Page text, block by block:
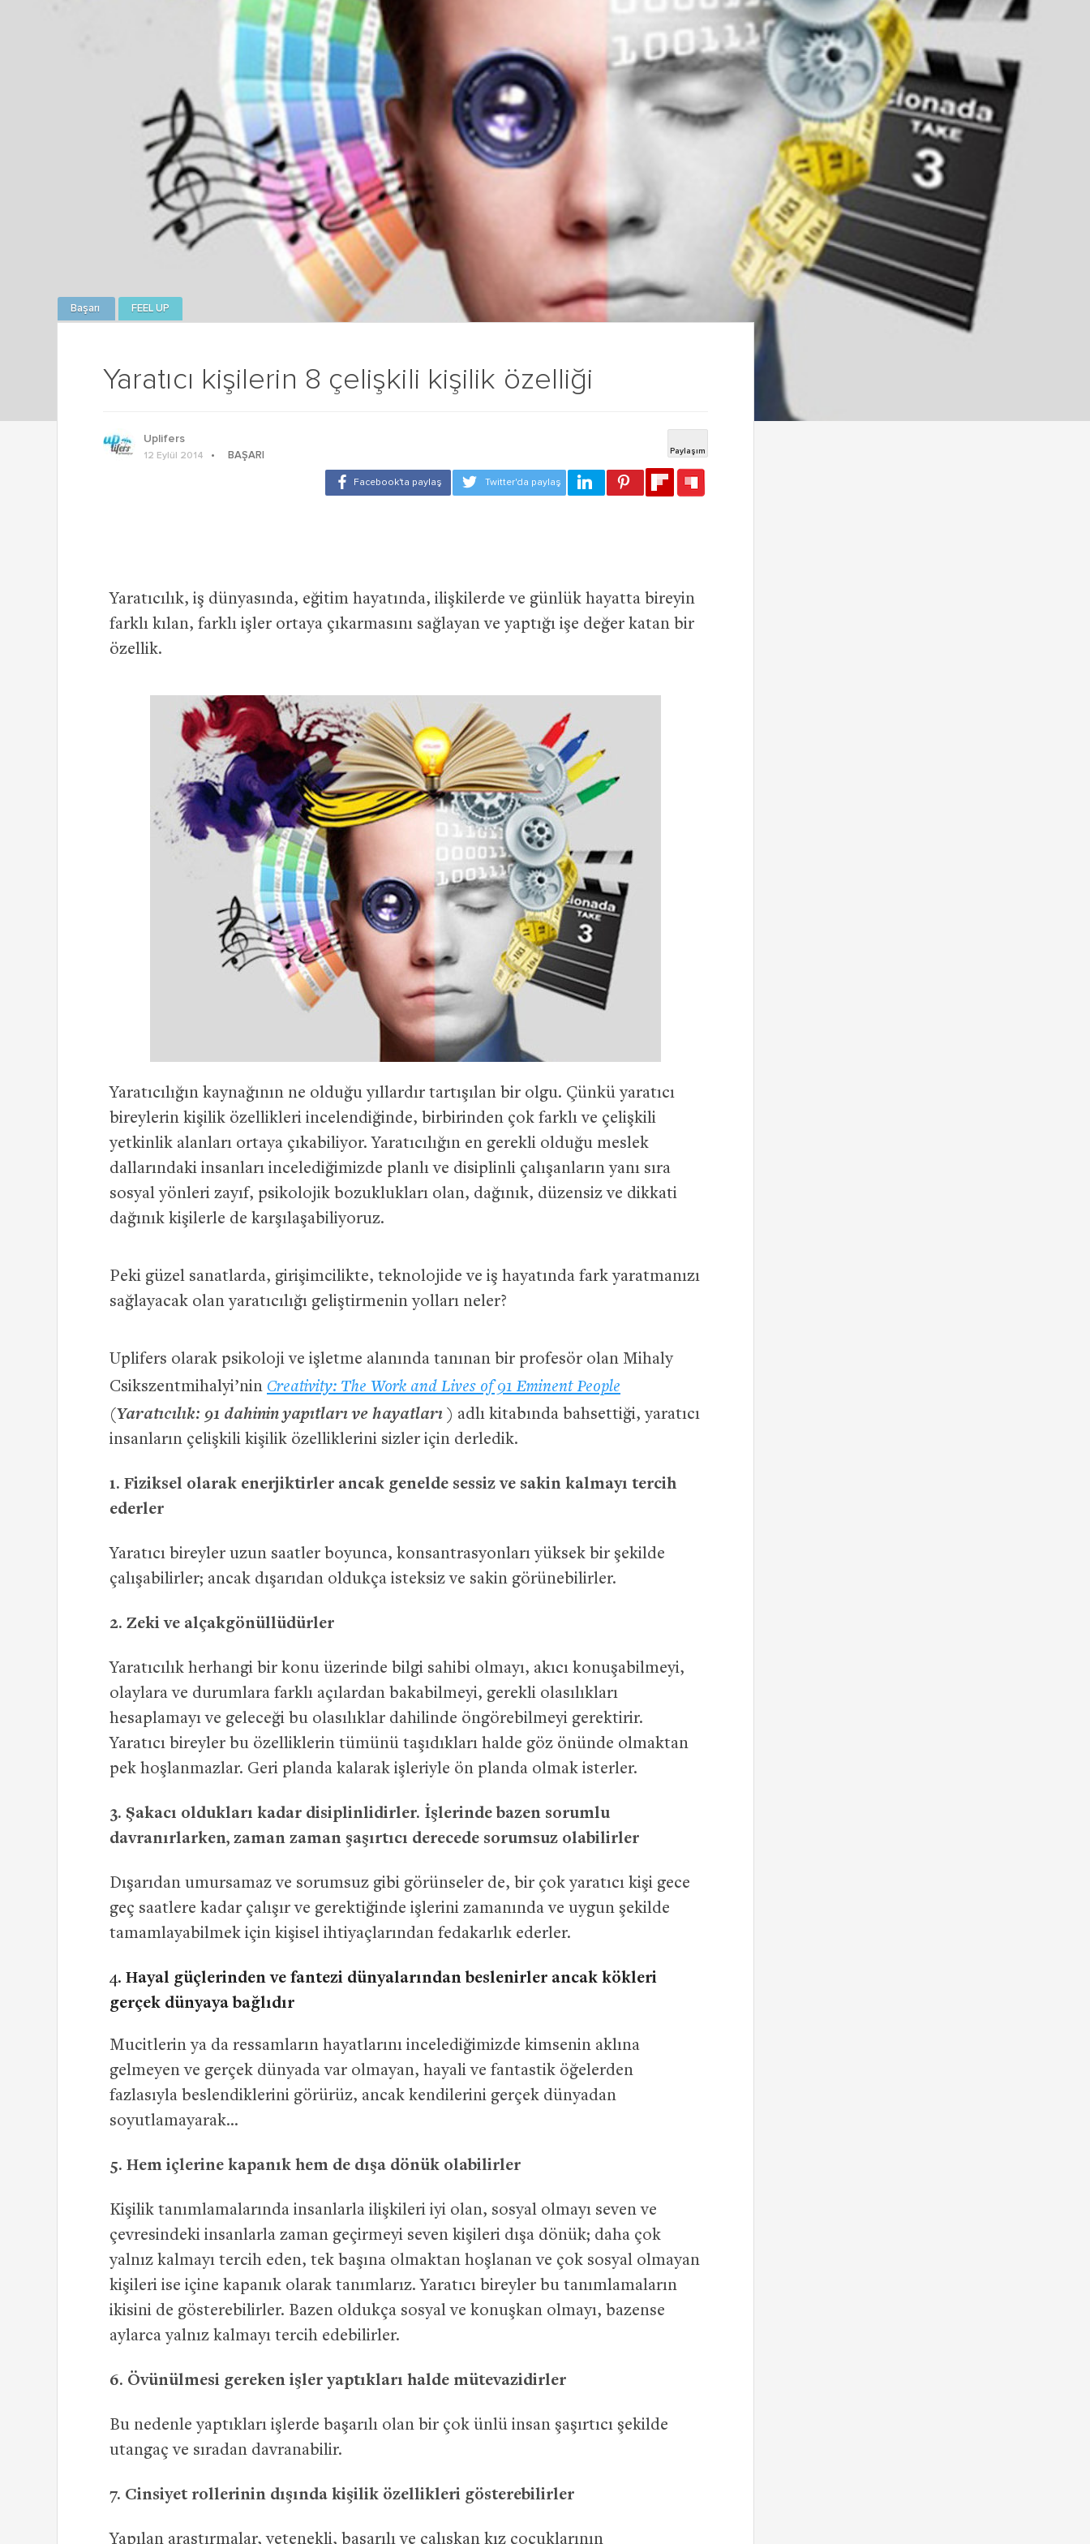
Yaratıcı kişilerin 8 çelişkili kişilik özelliği
Başarı FEEL UP
Uplifers
12 Eylül 2014 BAŞARI
Yaratıcılık, iş dünyasında, eğitim hayatında, ilişkilerde ve günlük hayatta bireyin
farklı kılan, farklı işler ortaya çıkarmasını sağlayan ve yaptığı işe değer katan bir
özellik.
Yaratıcılığın kaynağının ne olduğu yıllardır tartışılan bir olgu. Çünkü yaratıcı
bireylerin kişilik özellikleri incelendiğinde, birbirinden çok farklı ve çelişkili
yetkinlik alanları ortaya çıkabiliyor. Yaratıcılığın en gerekli olduğu meslek
dallarındaki insanları incelediğimizde planlı ve disiplinli çalışanların yanı sıra
sosyal yönleri zayıf, psikolojik bozuklukları olan, dağınık, düzensiz ve dikkati
dağınık kişilerle de karşılaşabiliyoruz.
Peki güzel sanatlarda, girişimcilikte, teknolojide ve iş hayatında fark yaratmanızı
sağlayacak olan yaratıcılığı geliştirmenin yolları neler?
Uplifers olarak psikoloji ve işletme alanında tanınan bir profesör olan Mihaly
Csikszentmihalyi’nin Creativity: The Work and Lives of 91 Eminent People
(Yaratıcılık: 91 dahinin yapıtları ve hayatları ) adlı kitabında bahsettiği, yaratıcı
insanların çelişkili kişilik özelliklerini sizler için derledik.
1. Fiziksel olarak enerjiktirler ancak genelde sessiz ve sakin kalmayı tercih
ederler
Yaratıcı bireyler uzun saatler boyunca, konsantrasyonları yüksek bir şekilde
çalışabilirler; ancak dışarıdan oldukça isteksiz ve sakin görünebilirler.
2. Zeki ve alçakgönüllüdürler
Yaratıcılık herhangi bir konu üzerinde bilgi sahibi olmayı, akıcı konuşabilmeyi,
olaylara ve durumlara farklı açılardan bakabilmeyi, gerekli olasılıkları
hesaplamayı ve geleceği bu olasılıklar dahilinde öngörebilmeyi gerektirir.
Yaratıcı bireyler bu özelliklerin tümünü taşıdıkları halde göz önünde olmaktan
pek hoşlanmazlar. Geri planda kalarak işleriyle ön planda olmak isterler.
3. Şakacı oldukları kadar disiplinlidirler. İşlerinde bazen sorumlu
davranırlarken, zaman zaman şaşırtıcı derecede sorumsuz olabilirler
Dışarıdan umursamaz ve sorumsuz gibi görünseler de, bir çok yaratıcı kişi gece
geç saatlere kadar çalışır ve gerektiğinde işlerini zamanında ve uygun şekilde
tamamlayabilmek için kişisel ihtiyaçlarından fedakarlık ederler.
Hayal güçlerinden ve fantezi dünyalarından beslenirler ancak kökleri
gerçek dünyaya bağlıdır
Mucitlerin ya da ressamların hayatlarını incelediğimizde kimsenin aklına
gelmeyen ve gerçek dünyada var olmayan, hayali ve fantastik öğelerden
fazlasıyla beslendiklerini görürüz, ancak kendilerini gerçek dünyadan
soyutlamayarak…
5. Hem içlerine kapanık hem de dışa dönük olabilirler
Kişilik tanımlamalarında insanlarla ilişkileri iyi olan, sosyal olmayı seven ve
çevresindeki insanlarla zaman geçirmeyi seven kişileri dışa dönük; daha çok
yalnız kalmayı tercih eden, tek başına olmaktan hoşlanan ve çok sosyal olmayan
kişileri ise içine kapanık olarak tanımlarız. Yaratıcı bireyler bu tanımlamaların
ikisini de gösterebilirler. Bazen oldukça sosyal ve konuşkan olmayı, bazense
aylarca yalnız kalmayı tercih edebilirler.
6. Övünülmesi gereken işler yaptıkları halde mütevazidirler
Bu nedenle yaptıkları işlerde başarılı olan bir çok ünlü insan şaşırtıcı şekilde
utangaç ve sıradan davranabilir.
7. Cinsiyet rollerinin dışında kişilik özellikleri gösterebilirler
Yapılan araştırmalar, yetenekli, başarılı ve çalışkan kız çocuklarının